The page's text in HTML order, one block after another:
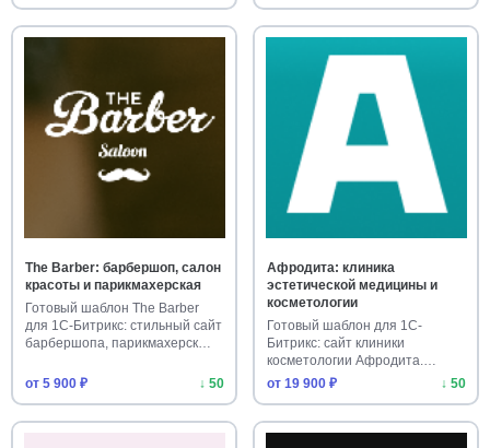
The Barber: барбершоп, салон
красоты и парикмахерская
Готовый шаблон The Barber
для 1С-Битрикс: стильный сайт
барбершопа, парикмахерск…
от 5 900 ₽ ↓ 50
Афродита: клиника
эстетической медицины и
косметологии
Готовый шаблон для 1С-
Битрикс: сайт клиники
косметологии Афродита.
Адаптивный ди…
от 19 900 ₽ ↓ 50